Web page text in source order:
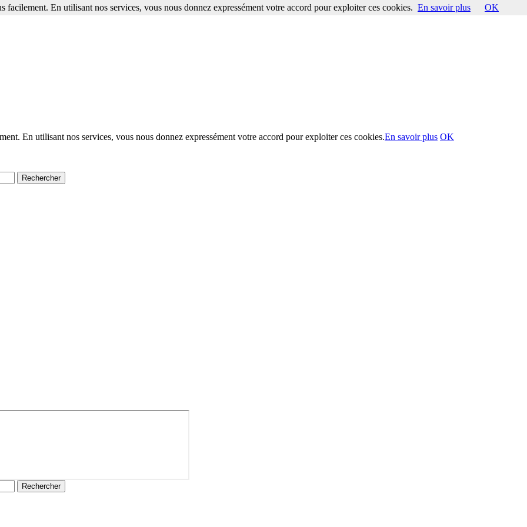
En utilisant nos services, vous nous donnez expressément votre accord pour exploiter ces cookies.En savoir plus OK
facilement. En utilisant nos services, vous nous donnez expressément votre accord pour exploiter ces cookies. En savoir plus OK